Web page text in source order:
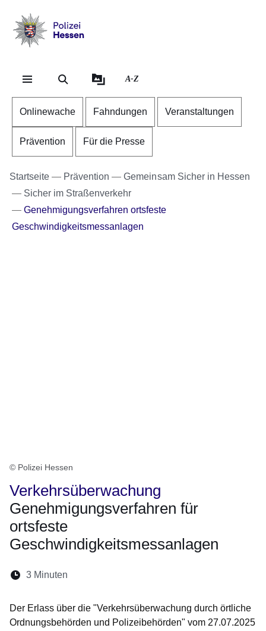
Hessen
A-Z
Onlinewache Fahndungen Veranstaltungen
Prävention Für die Presse
Startseite Prävention
Gemeinsam Sicher in Hessen
Sicher im Straßenverkehr
Genehmigungsverfahren ortsfeste
Geschwindigkeitsmessanlagen
© Polizei Hessen
Verkehrsüberwachung
Genehmigungsverfahren für
ortsfeste
Geschwindigkeitsmessanlagen
Lesedauer:
3 Minuten
Der Erlass über die "Verkehrsüberwachung durch örtliche
Ordnungsbehörden und Polizeibehörden" vom 27.07.2025